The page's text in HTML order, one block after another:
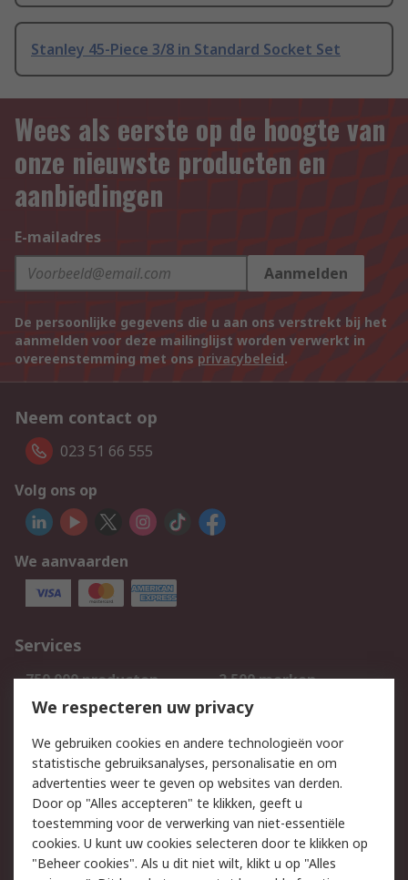
Stanley 45-Piece 3/8 in Standard Socket Set
Wees als eerste op de hoogte van
onze nieuwste producten en
aanbiedingen
E-mailadres
Aanmelden
De persoonlijke gegevens die u aan ons verstrekt bij het
aanmelden voor deze mailinglijst worden verwerkt in
overeenstemming met ons privacybeleid.
Neem contact op
023 51 66 555
Volg ons op
We aanvaarden
Services
750.000 producten
2.500 merken
Bestellen
Inkoopoplossingen
Track & Trace
Wettelijk
Cookiebeleid
Email veiligheid
Privacybeleid
Websitevoorwaarden
We respecteren uw privacy
We gebruiken cookies en andere technologieën voor
statistische gebruiksanalyses, personalisatie en om
advertenties weer te geven op websites van derden.
Door op "Alles accepteren" te klikken, geeft u
toestemming voor de verwerking van niet-essentiële
cookies. U kunt uw cookies selecteren door te klikken op
"Beheer cookies". Als u dit niet wilt, klikt u op "Alles